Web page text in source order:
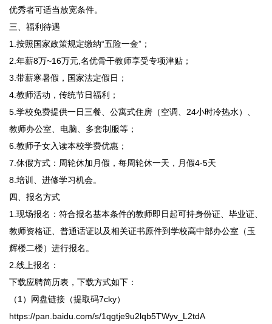
优秀者可适当放宽条件。
三、福利待遇
1.按照国家政策规定缴纳“五险一金”；
2.年薪8万~16万元,名优骨干教师享受专项津贴；
3.带薪寒暑假，国家法定假日；
4.教师活动，传统节日福利；
5.学校免费提供一日三餐、公寓式住房（空调、24小时冷热水）、
教师办公室、电脑、多套制服等；
6.教师子女入读本校学费优惠；
7.休假方式：周轮休加月假，每周轮休一天，月假4-5天
8.培训、进修学习机会。
四、报名方式
1.现场报名：符合报名基本条件的教师即日起可持身份证、毕业证、
教师资格证、普通话证以及相关证书原件到学校高中部办公室（玉
辉楼二楼）进行报名。
2.线上报名：
下载应聘简历表，下载方式如下：
（1）网盘链接（提取码7cky）
https://pan.baidu.com/s/1qgtje9u2lqb5TWyv_L2tdA